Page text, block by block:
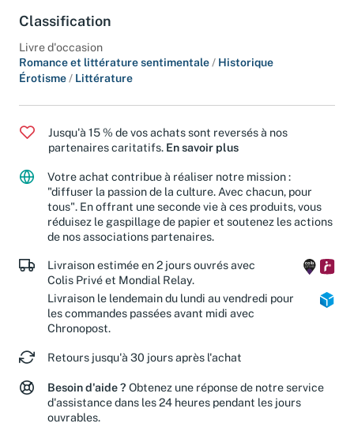
Classification
Livre d'occasion
Romance et littérature sentimentale / Historique
Érotisme / Littérature
Jusqu'à 15 % de vos achats sont reversés à nos
partenaires caritatifs. En savoir plus
Votre achat contribue à réaliser notre mission :
"diffuser la passion de la culture. Avec chacun, pour
tous". En offrant une seconde vie à ces produits, vous
réduisez le gaspillage de papier et soutenez les actions
de nos associations partenaires.
Livraison estimée en 2 jours ouvrés avec
Colis Privé et Mondial Relay.
Livraison le lendemain du lundi au vendredi pour
les commandes passées avant midi avec
Chronopost.
Retours jusqu'à 30 jours après l'achat
Besoin d'aide ? Obtenez une réponse de notre service
d'assistance dans les 24 heures pendant les jours
ouvrables.